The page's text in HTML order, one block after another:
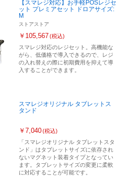
【スマレジ対応】お手軽POSレジセ
ット プレミアセット ドロアサイズ:
M
ストアストア
￥105,567(税込)
スマレジ対応のレジセット。高機能な
がら、低価格で導入できるので、レジ
の入れ替えの際に初期費用を抑えて導
入することができます。
スマレジオリジナル タブレットス
タンド
￥7,040(税込)
「スマレジオリジナル タブレットスタ
ンド」はタブレットサイズに依存され
ないマグネット装着タイプとなってい
ます。タブレットサイズの変更に柔軟
に対応することが可能です。